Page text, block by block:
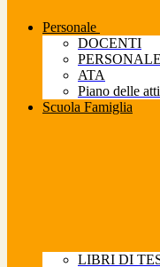
Personale
DOCENTI
ATA
Piano delle
Scuola Famiglia
LIBRI DI